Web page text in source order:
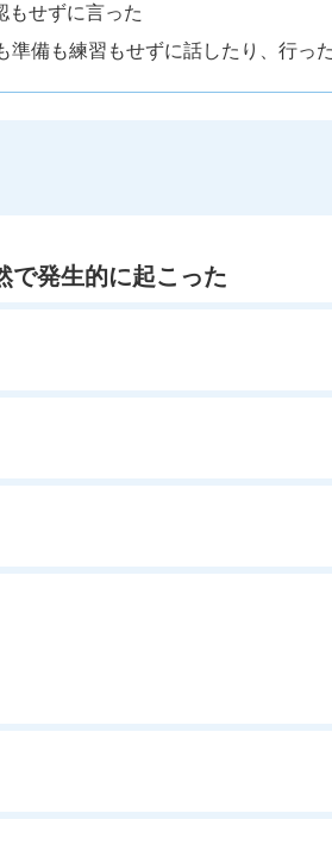
せずに言った
備も練習もせずに話したり、行った
発生的に起こった